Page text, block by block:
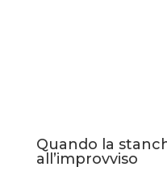
Quando la
all’improvviso